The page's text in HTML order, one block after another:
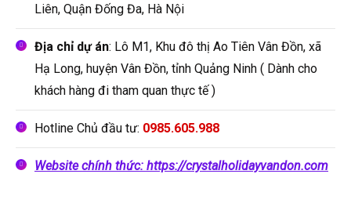
Liên, Quận Đống Đa, Hà Nội
Địa chỉ dự án: Lô M1, Khu đô thị Ao Tiên Vân Đồn, xã
Hạ Long, huyện Vân Đồn, tỉnh Quảng Ninh ( Dành cho
khách hàng đi tham quan thực tế )
Hotline Chủ đầu tư: 0985.605.988
Website chính thức: https://crystalholidayvandon.com